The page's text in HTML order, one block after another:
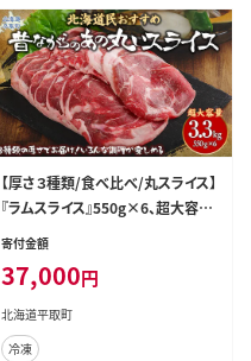
【厚さ３種類/食べ比べ/丸スライス】
『ラムスライス』550g×6、超大容量
の3.3kg キャンプにオススメ！ BRTI
寄付金額
37,000円
北海道平取町
冷凍